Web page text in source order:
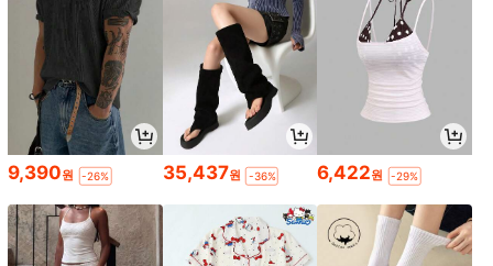
9,390원 -26% 35,437원 -36% 6,422원 -29%